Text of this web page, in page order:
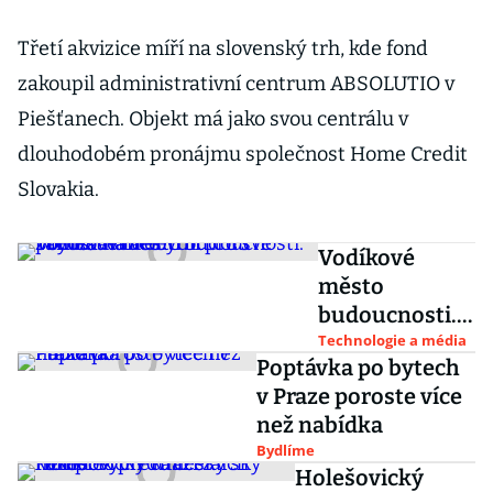
Třetí akvizice míří na slovenský trh, kde fond
zakoupil administrativní centrum ABSOLUTIO v
Piešťanech. Objekt má jako svou centrálu v
dlouhodobém pronájmu společnost Home Credit
Slovakia.
Vodíkové
město
budoucnosti.
Toyota na
veletrhu CES
představila
obydlí pro své
zaměstnance
Technologie a média
Poptávka po bytech
v Praze poroste více
než nabídka
Bydlíme
Holešovický